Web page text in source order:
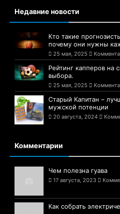
Недавние новости
Кто такие
почему они нужны
25 мая, 2025
Рейтинг капперов на
выбора.
25 мая, 2025
Старый Капитан –
мужской потенции
20 августа, 2024
Комментарии
Чем полезна гуава
17 августа, 2023
Как собрать